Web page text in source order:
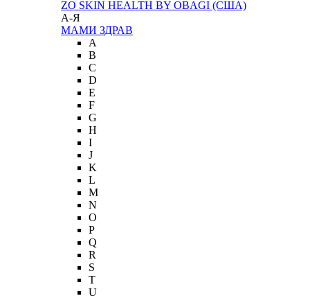
ZO SKIN HEALTH BY OBAGI (США)
А-Я
МАМИ ЗДРАВ
A
B
C
D
E
F
G
H
I
J
K
L
M
N
O
P
Q
R
S
T
U